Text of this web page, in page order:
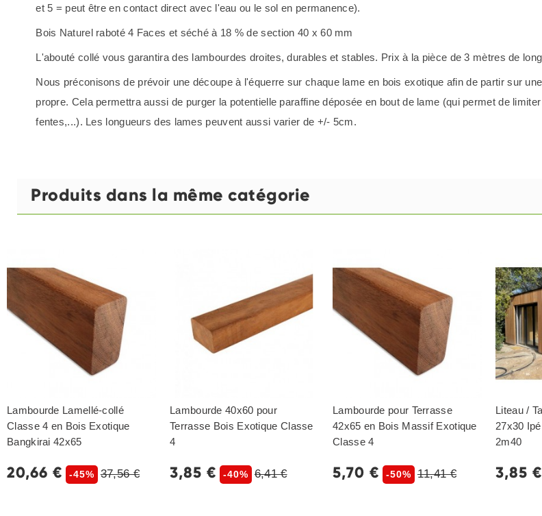
et 5 = peut être en contact direct avec l'eau ou le sol en permanence).
Bois Naturel raboté 4 Faces et séché à 18 % de section 40 x 60 mm
L'abouté collé vous garantira des lambourdes droites, durables et stables. Prix à la pièce de 3 mètres de
Nous préconisons de prévoir une découpe à l'équerre sur chaque lame en bois exotique afin de partir sur
propre. Cela permettra aussi de purger la potentielle paraffine déposée en bout de lame (qui permet de
fentes,...). Les longueurs des lames peuvent aussi varier de +/- 5cm.
Produits dans la même catégorie
Lambourde Lamellé-collé
Classe 4 en Bois Exotique
Bangkirai 42x65
20,66 € -45% 37,56 €
Lambourde 40x60 pour
Terrasse Bois Exotique Classe
4
3,85 € -40% 6,41 €
Lambourde pour Terrasse
42x65 en Bois Massif Exotique
Classe 4
5,70 € -50% 11,41 €
Liteau /
27x30
2m40
3,85 €